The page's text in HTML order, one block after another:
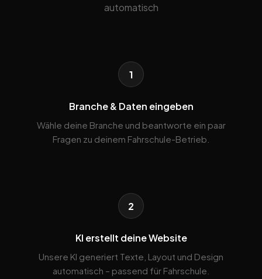
automatisch
1
Branche & Daten eingeben
Wähle deine Branche und beantworte ein paar
Fragen zu deinem Fahrschule-Betrieb.
2
KI erstellt deine Website
Unsere KI generiert Texte, Layout und Design
automatisch – passend für Fahrschule.